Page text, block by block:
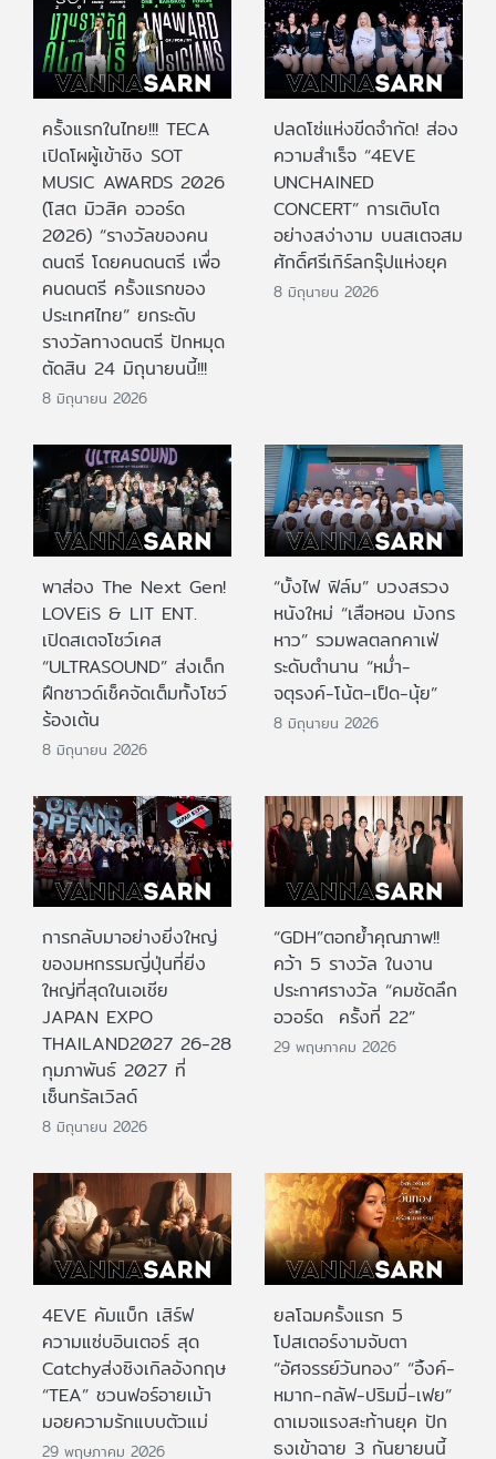
ครั้งแรกในไทย!!! TECA
เปิดโผผู้เข้าชิง SOT
MUSIC AWARDS 2026
(โสต มิวสิค อวอร์ด
2026) “รางวัลของคน
ดนตรี โดยคนดนตรี เพื่อ
คนดนตรี ครั้งแรกของ
ประเทศไทย” ยกระดับ
รางวัลทางดนตรี ปักหมุด
ตัดสิน 24 มิถุนายนนี้!!!
8 มิถุนายน 2026
ปลดโซ่แห่งขีดจำกัด! ส่อง
ความสำเร็จ “4EVE
UNCHAINED
CONCERT” การเติบโต
อย่างสง่างาม บนสเตจสม
ศักดิ์ศรีเกิร์ลกรุ๊ปแห่งยุค
8 มิถุนายน 2026
พาส่อง The Next Gen!
LOVEiS & LIT ENT.
เปิดสเตจโชว์เคส
“ULTRASOUND” ส่งเด็ก
ฝึกซาวด์เช็คจัดเต็มทั้งโชว์
ร้องเต้น
8 มิถุนายน 2026
“บั้งไฟ ฟิล์ม” บวงสรวง
หนังใหม่ “เสือหอน มังกร
หาว” รวมพลตลกคาเฟ่
ระดับตำนาน “หม่ำ-
จตุรงค์-โน้ต-เป็ด-นุ้ย”
8 มิถุนายน 2026
การกลับมาอย่างยิ่งใหญ่
ของมหกรรมญี่ปุ่นที่ยิ่ง
ใหญ่ที่สุดในเอเชีย
JAPAN EXPO
THAILAND2027 26-28
กุมภาพันธ์ 2027 ที่
เซ็นทรัลเวิลด์
8 มิถุนายน 2026
“GDH”ตอกย้ำคุณภาพ!!
คว้า 5 รางวัล ในงาน
ประกาศรางวัล “คมชัดลึก
อวอร์ด ครั้งที่ 22”
29 พฤษภาคม 2026
4EVE คัมแบ็ก เสิร์ฟ
ความแซ่บอินเตอร์ สุด
Catchyส่งซิงเกิลอังกฤษ
“TEA” ชวนฟอร์อายเม้า
มอยความรักแบบตัวแม่
29 พฤษภาคม 2026
ยลโฉมครั้งแรก 5
โปสเตอร์งามจับตา
“อัศจรรย์วันทอง” “อิ้งค์-
หมาก-กลัฟ-ปริมมี่-เฟย”
ดาเมจแรงสะท้านยุค ปัก
ธงเข้าฉาย 3 กันยายนนี้